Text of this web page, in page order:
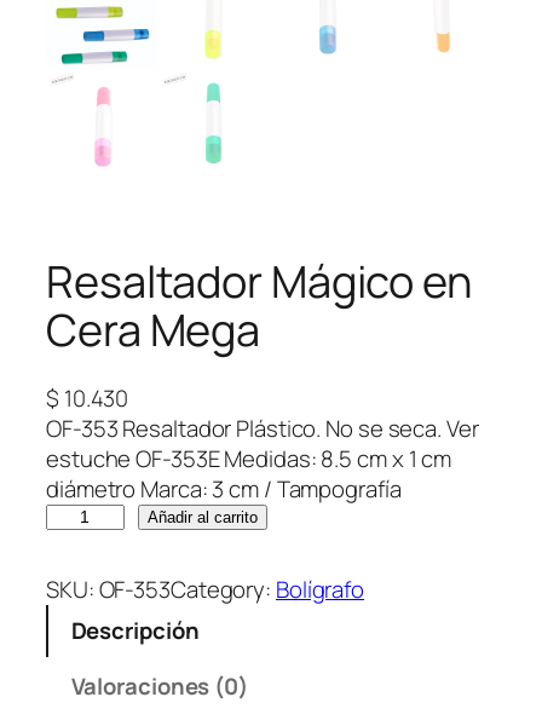
Resaltador Mágico en
Cera Mega
$ 10.430
OF-353 Resaltador Plástico. No se seca. Ver
estuche OF-353E Medidas: 8.5 cm x 1 cm
diámetro Marca: 3 cm / Tampografía
s
a
Añadir al carrito
SKU:OF-353Category: Bolígrafo
Descripción
Valoraciones (0)